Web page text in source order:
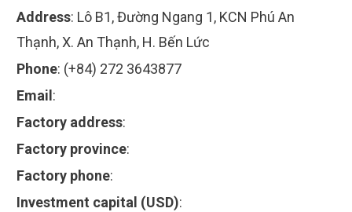
Address: Lô B1, Đường Ngang 1, KCN Phú An
Thạnh, X. An Thạnh, H. Bến Lức
Phone: (+84) 272 3643877
Email :
Factory address:
Factory province:
Factory phone:
Investment capital (USD):